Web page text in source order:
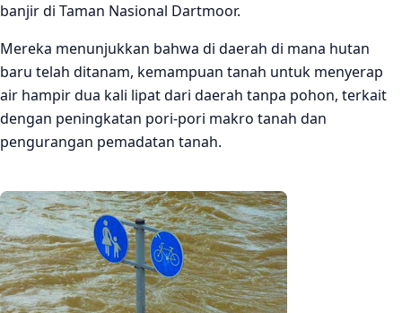
banjir di Taman Nasional Dartmoor.
Mereka menunjukkan bahwa di daerah di mana hutan
baru telah ditanam, kemampuan tanah untuk menyerap
air hampir dua kali lipat dari daerah tanpa pohon, terkait
dengan peningkatan pori-pori makro tanah dan
pengurangan pemadatan tanah.